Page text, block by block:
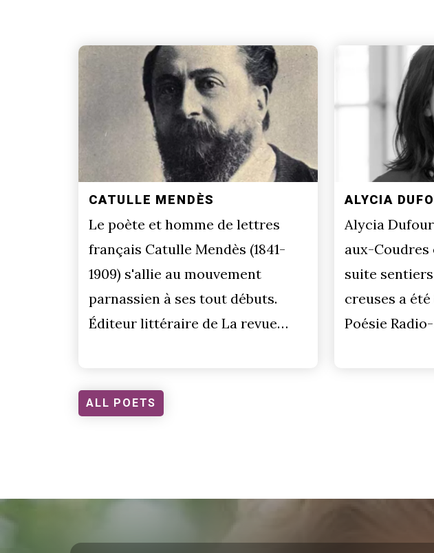
CATULLE MENDÈS
Le poète et homme de lettres
français Catulle Mendès (1841-
1909) s'allie au mouvement
parnassien à ses tout débuts.
Éditeur littéraire de La revue…
ALYCIA
Alycia Dufour
aux-Coudres
suite
creuses a
Poésie
ALL POETS